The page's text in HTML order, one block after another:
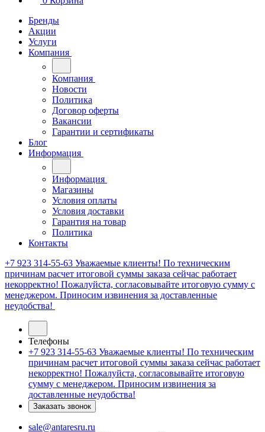
Бренды
Акции
Услуги
Компания
Компания
Новости
Политика
Договор оферты
Вакансии
Гарантии и сертификаты
Блог
Информация
Информация
Магазины
Условия оплаты
Условия доставки
Гарантия на товар
Политика
Контакты
+7 923 314-55-63 Уважаемые клиенты! По техническим
причинам расчет итоговой суммы заказа сейчас работает
некорректно! Пожалуйста, согласовывайте итоговую сумму с
менеджером. Приносим извинения за доставленные
неудобства!
Телефоны
+7 923 314-55-63 Уважаемые клиенты! По техническим
причинам расчет итоговой суммы заказа сейчас работает
некорректно! Пожалуйста, согласовывайте итоговую
сумму с менеджером. Приносим извинения за
доставленные неудобства!
Заказать звонок
sale@antaresru.ru